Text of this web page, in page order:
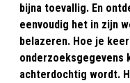
bijna toevallig. En
eenvoudig het in zijn
belazeren. Hoe je
onderzoeksgegevens
achterdochtig wordt.